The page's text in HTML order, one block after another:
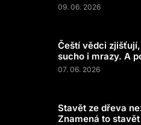
09. 06. 2026
Čeští vědci
sucho i mrazy. A
07. 06. 2026
Stavět ze dřeva
Znamená to